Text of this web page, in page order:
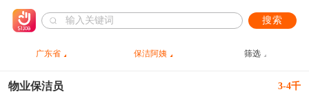
搜索
广东省 保洁阿姨 筛选
物业保洁员 3-4千